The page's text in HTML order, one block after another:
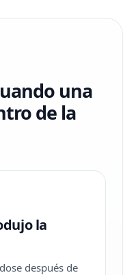
una
de la
la
después de